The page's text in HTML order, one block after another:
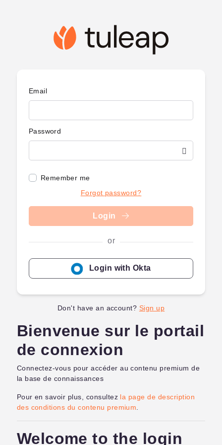
Email
Password
Remember me
Forgot password?
Login
or
Login with Okta
Don't have an account? Sign up
Bienvenue sur le portail
de connexion
Connectez-vous pour accéder au contenu premium de
la base de connaissances
Pour en savoir plus, consultez la page de description
des conditions du contenu premium
Welcome to the login